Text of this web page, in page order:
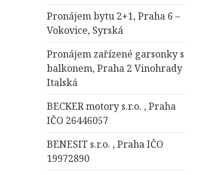
Pronájem bytu 2+1, Praha 6 –
Vokovice, Syrská
Pronájem zařízené garsonky s
balkonem, Praha 2 Vinohrady
Italská
BECKER motory s.r.o. , Praha
IČO 26446057
BENESIT s.r.o. , Praha IČO
19972890